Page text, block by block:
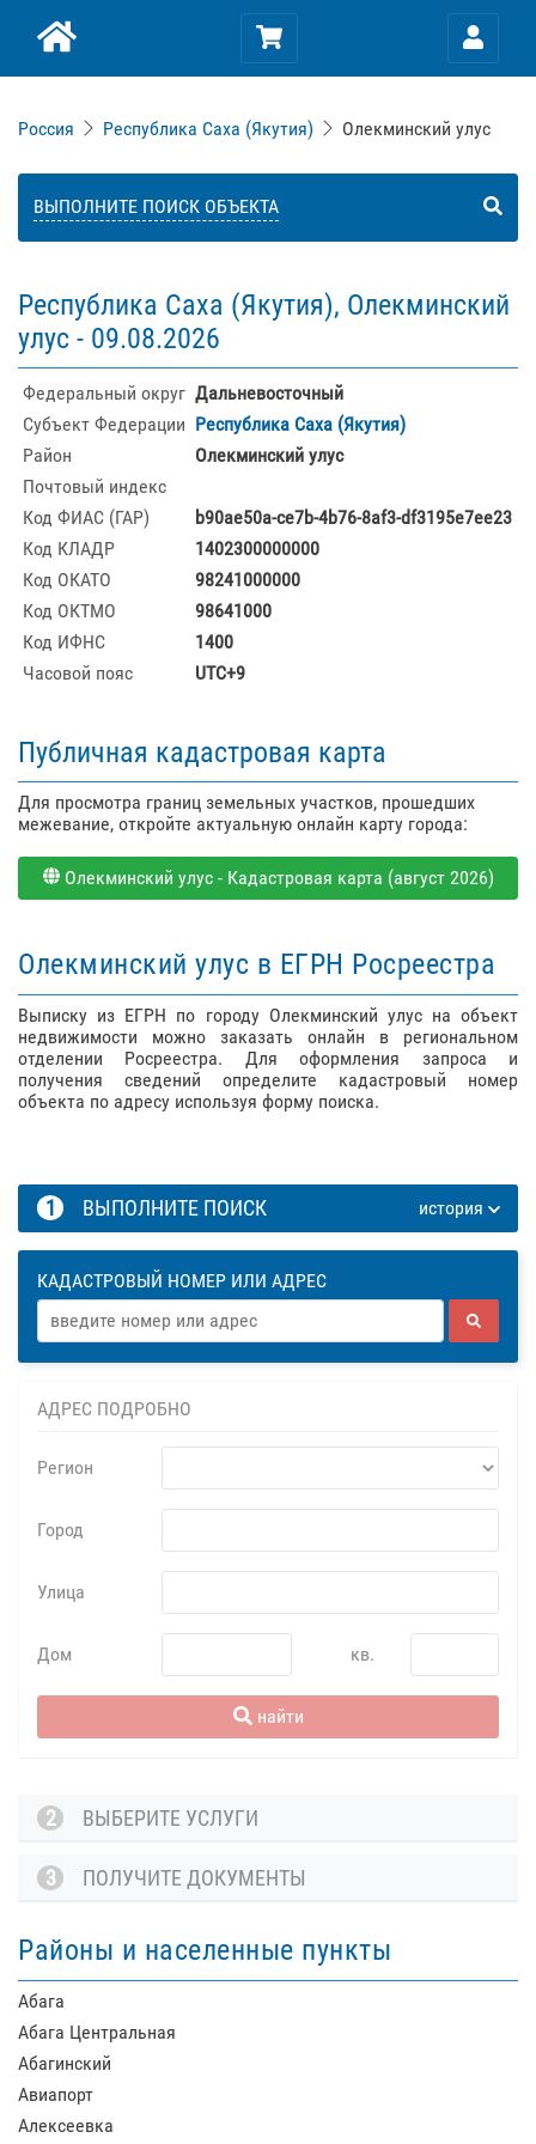
Россия Республика Саха (Якутия) Олекминский улус
ВЫПОЛНИТЕ ПОИСК ОБЪЕКТА
Республика Саха (Якутия), Олекминский
улус - 09.08.2026
Федеральный округ Дальневосточный
Субъект Федерации Республика Саха (Якутия)
Район
Олекминский улус
Почтовый индекс
Код ФИАС (ГАР)
b90ae50a-ce7b-4b76-8af3-df3195e7ee23
Код КЛАДР
1402300000000
Код ОКАТО
98241000000
Код ОКТМО
98641000
Код ИФНС
1400
Часовой пояс
UTC+9
Публичная кадастровая карта
Для просмотра границ земельных участков, прошедших
межевание, откройте актуальную онлайн карту города:
Олекминский улус - Кадастровая карта (август 2026)
Олекминский улус в ЕГРН Росреестра
Выписку из ЕГРН по городу Олекминский улус на объект
недвижимости можно заказать онлайн в региональном
отделении Росреестра. Для оформления запроса и
получения сведений определите кадастровый номер
объекта по адресу используя форму поиска.
1 ВЫПОЛНИТЕ ПОИСК история
КАДАСТРОВЫЙ НОМЕР ИЛИ АДРЕС
АДРЕС ПОДРОБНО
Регион
Город
Улица
Дом кв.
найти
2 ВЫБЕРИТЕ УСЛУГИ
3 ПОЛУЧИТЕ ДОКУМЕНТЫ
Районы и населенные пункты
Абага
Абага Центральная
Абагинский
Авиапорт
Алексеевка